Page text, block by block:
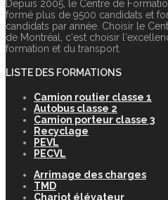
Depuis 2005, le Centre de
formé plus de 9500 candidats et
candidats par année. Choisir le
de Montréal, c‘est choisir
formation et du transport.
LISTE DES FORMATIONS
Camion routier classe 1
Autobus classe 2
Camion porteur classe 3
Recyclage
PEVL
PECVL
Arrimage des charges
TMD
Chariot élévateur